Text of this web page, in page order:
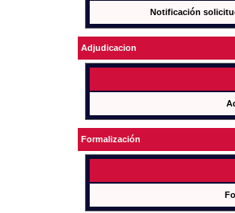
Notificación
Adjudicacion
Formalización